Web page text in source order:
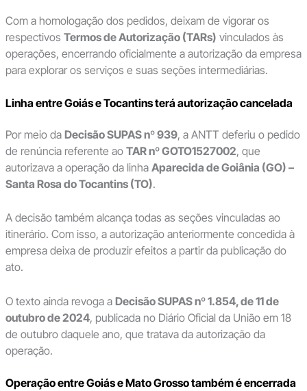
Com a homologação dos pedidos, deixam de vigorar os
respectivos Termos de Autorização (TARs) vinculados às
operações, encerrando oficialmente a autorização da empresa
para explorar os serviços e suas seções intermediárias.
Linha entre Goiás e Tocantins terá autorização cancelada
Por meio da Decisão SUPAS nº 939, a ANTT deferiu o pedido
de renúncia referente ao TAR nº GOTO1527002, que
autorizava a operação da linha Aparecida de Goiânia (GO) –
Santa Rosa do Tocantins (TO).
A decisão também alcança todas as seções vinculadas ao
itinerário. Com isso, a autorização anteriormente concedida à
empresa deixa de produzir efeitos a partir da publicação do
ato.
O texto ainda revoga a Decisão SUPAS nº 1.854, de 11 de
outubro de 2024, publicada no Diário Oficial da União em 18
de outubro daquele ano, que tratava da autorização da
operação.
Operação entre Goiás e Mato Grosso também é encerrada